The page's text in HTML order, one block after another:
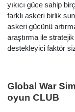
yıkıcı güce sahip
farklı askeri birlik
askeri gücünü
araştırma ile
destekleyici faktör
Global War
oyun CLUB